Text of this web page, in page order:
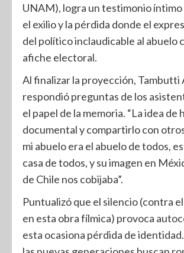
UNAM), logra un testimonio
el exilio y la pérdida donde el
del político inclaudicable al abuelo
afiche electoral.
Al finalizar la proyección, Tambutti
respondió preguntas de los
el papel de la memoria. “La idea de
documental y compartirlo con
mi abuelo era el abuelo de todos,
casa de todos, y su imagen en
de Chile nos cobijaba”.
Puntualizó que el silencio (contra
en esta obra fílmica) provoca
esta ocasiona pérdida de identidad.